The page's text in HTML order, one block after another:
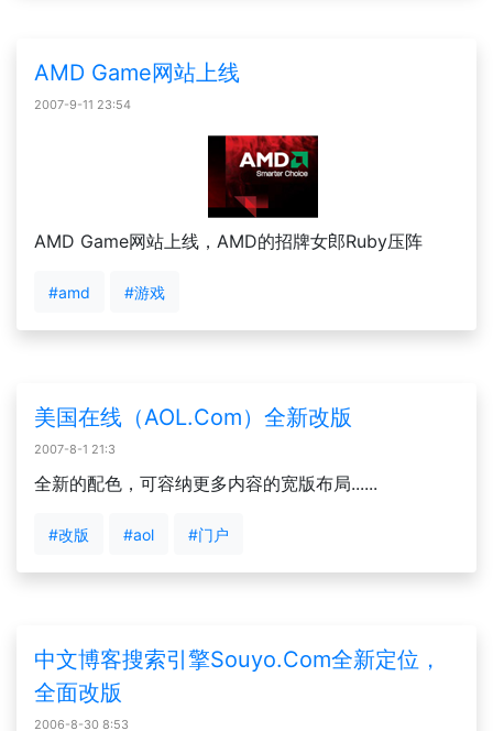
AMD Game网站上线
2007-9-11 23:54
AMD Game网站上线，AMD的招牌女郎Ruby压阵
#amd #游戏
美国在线（AOL.Com）全新改版
2007-8-1 21:3
全新的配色，可容纳更多内容的宽版布局......
#改版 #aol #门户
中文博客搜索引擎Souyo.Com全新定位，
全面改版
2006-8-30 8:53